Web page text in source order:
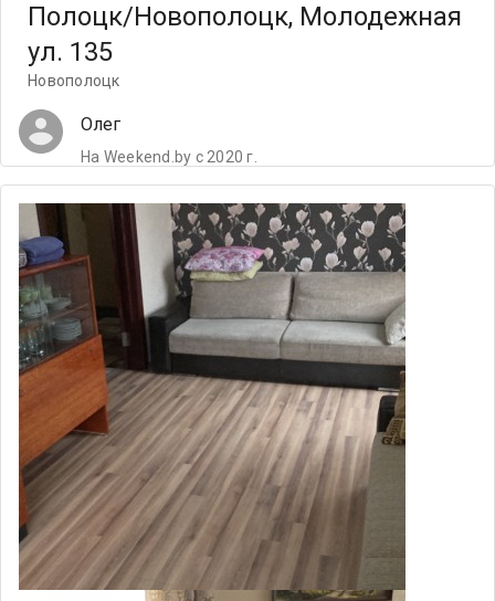
Полоцк/Новополоцк, Молодежная
ул. 135
Новополоцк
Олег
На Weekend.by с 2020 г.